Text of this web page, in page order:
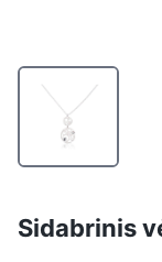
Sidabrinis